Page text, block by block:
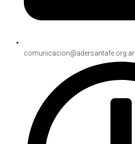
comunicacion@adersantafe.org.ar